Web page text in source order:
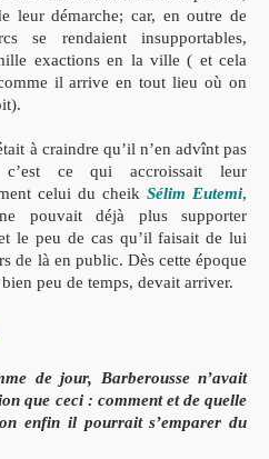
leur démarche; car, en outre de
se rendaient insupportables,
exactions en la ville ( et cela
il arrive en tout lieu où on
à craindre qu’il n’en advînt pas
ce qui accroissait leur
celui du cheik Sélim Eutemi,
pouvait déjà plus supporter
le peu de cas qu’il faisait de lui
de là en public. Dès cette époque
peu de temps, devait arriver.
de jour, Barberousse n’avait
que ceci : comment et de quelle
enfin il pourrait s’emparer du